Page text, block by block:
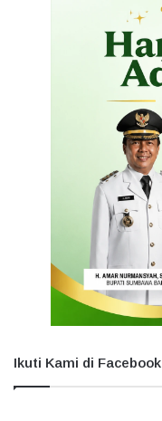
Ikuti Kami di Facebook